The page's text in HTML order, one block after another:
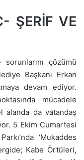
ŞERİF VE
çözümü
Başkanı Erkan
devam ediyor.
mücadele
alanda da vatandaş
5 Ekim Cumartesi
‘Mukaddes
Kabe Örtüleri,